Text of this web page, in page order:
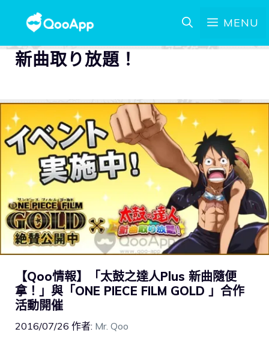
MENU
新曲取り放題！
【Qoo情報】「太鼓之達人Plus 新曲隨便
拿！」與「ONE PIECE FILM GOLD 」合作
活動開催
2016/07/26 作者: Mr. Qoo